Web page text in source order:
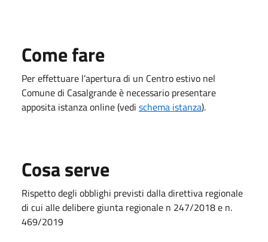
Come fare
Per effettuare l’apertura di un Centro estivo nel
Comune di Casalgrande è necessario presentare
apposita istanza online (vedi schema istanza).
Cosa serve
Rispetto degli obblighi previsti dalla direttiva regionale
di cui alle delibere giunta regionale n 247/2018 e n.
469/2019